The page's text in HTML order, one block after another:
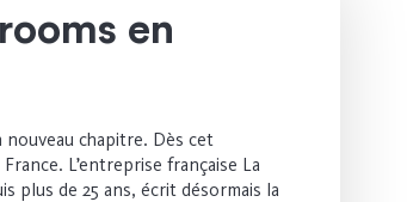
en
chapitre. Dès cet
L’entreprise française La
plus de 25 ans, écrit désormais la